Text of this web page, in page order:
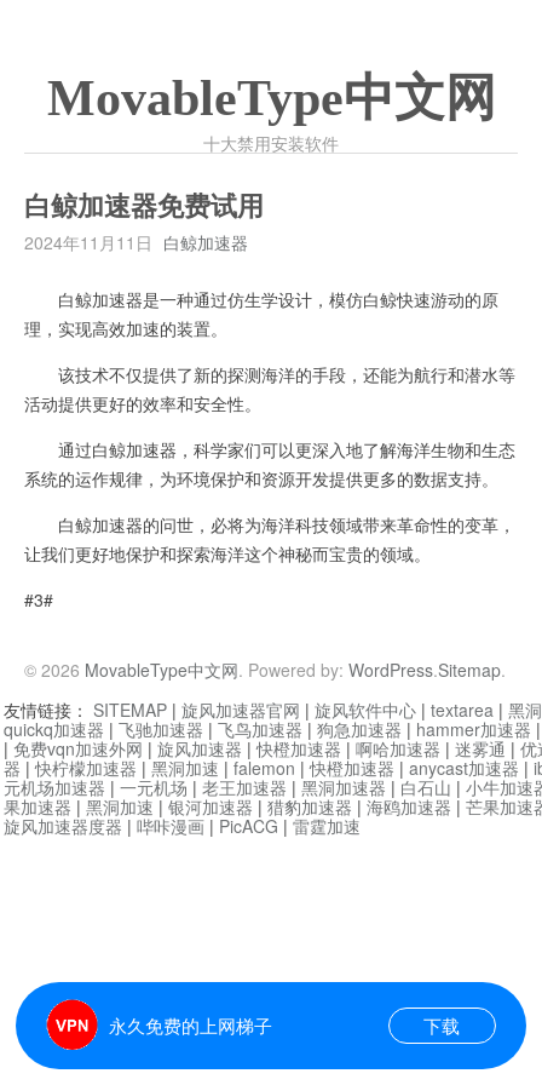
MovableType中文网
十大禁用安装软件
白鲸加速器免费试用
2024年11月11日 白鲸加速器
白鲸加速器是一种通过仿生学设计，模仿白鲸快速游动的原
理，实现高效加速的装置。
该技术不仅提供了新的探测海洋的手段，还能为航行和潜水等
活动提供更好的效率和安全性。
通过白鲸加速器，科学家们可以更深入地了解海洋生物和生态
系统的运作规律，为环境保护和资源开发提供更多的数据支持。
白鲸加速器的问世，必将为海洋科技领域带来革命性的变革，
让我们更好地保护和探索海洋这个神秘而宝贵的领域。
#3#
© 2026 MovableType中文网. Powered by: WordPress.Sitemap.
永久免费的上网梯子 下载
友情链接： SITEMAP | 旋风加速器官网 | 旋风软件中心 | textarea | 黑
quickq加速器 | 飞驰加速器 | 飞鸟加速器 | 狗急加速器 | hammer加速器
| 免费vqn加速外网 | 旋风加速器 |快橙加速器 | 啊哈加速器 | 迷雾通 | 优
器 |快柠檬加速器 | 黑洞加速 | falemon |快橙加速器 | anycast加速器 |
元机场加速器 | 一元机场 | 老王加速器 | 黑洞加速器 | 白石山 | 小牛加速
果加速器 | 黑洞加速 | 银河加速器 | 猎豹加速器 | 海鸥加速器 | 芒果加速
旋风加速器度器 | 哔咔漫画 | PicACG | 雷霆加速